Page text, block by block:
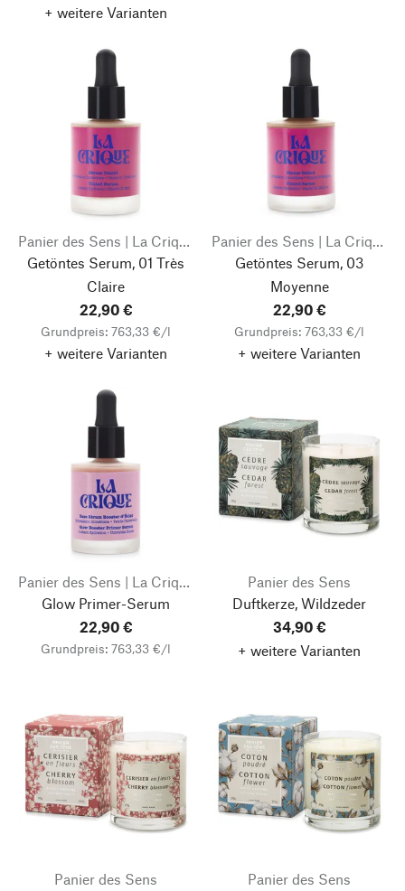
+ weitere Varianten
Panier des Sens | La Crique
Getöntes Serum, 01 Très
Claire
22,90 €
Grundpreis: 763,33 €/l
+ weitere Varianten
Panier des Sens | La Crique
Getöntes Serum, 03
Moyenne
22,90 €
Grundpreis: 763,33 €/l
+ weitere Varianten
Panier des Sens | La Crique
Glow Primer-Serum
22,90 €
Grundpreis: 763,33 €/l
Panier des Sens
Duftkerze, Wildzeder
34,90 €
+ weitere Varianten
Panier des Sens
Panier des Sens